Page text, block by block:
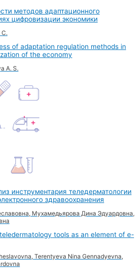
методов адаптационного
цифровизации экономики
С.
of adaptation regulation methods in
of the economy
A. S.
инструментария теледерматологии
здравоохранения
Мухамедьярова Дина Эдуардовна,
tools as an element of e-
Terentyeva Nina Gennadyevna,